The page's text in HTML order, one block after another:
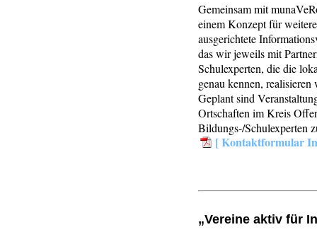
Gemeinsam mit
einem Konzept für
ausgerichtete
das wir jeweils mit
Schulexperten, die die
genau kennen, realisieren
Geplant sind
Ortschaften im Kreis
Bildungs-/Schulexperten
[ Kontaktformular
„Vereine aktiv für